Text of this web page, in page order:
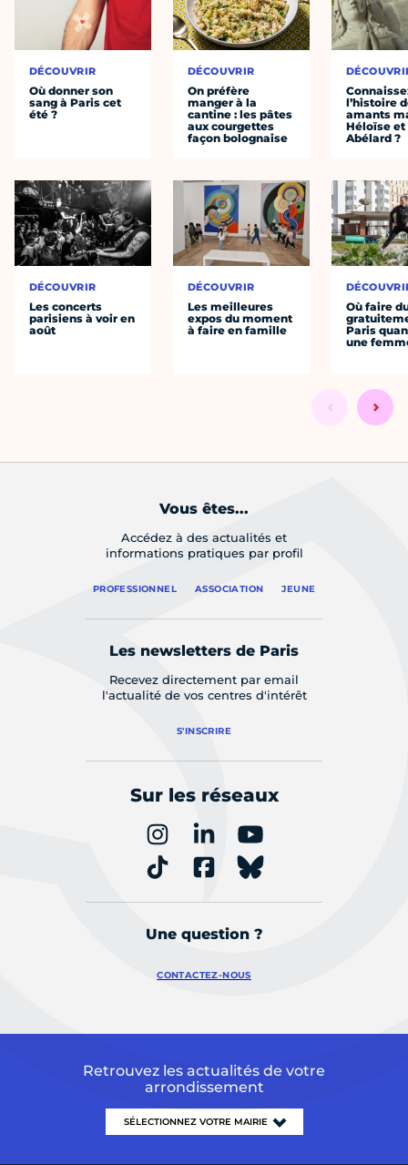
DÉCOUVRIR
Où donner son
sang à Paris cet
été ?
DÉCOUVRIR
Les concerts
parisiens à voir en
août
DÉCOUVRIR
On préfère
manger à la
cantine : les pâtes
aux courgettes
façon bolognaise
DÉCOUVRIR
Les meilleures
expos du moment
à faire en famille
l’histoire
amants
Héloïse et
Abélard ?
Où faire
Paris
une
Vous êtes...
Accédez à des actualités et
informations pratiques par profil
PROFESSIONNEL ASSOCIATION JEUNE
Les newsletters de Paris
Recevez directement par email
l'actualité de vos centres d'intérêt
S'INSCRIRE
Sur les réseaux
Une question ?
CONTACTEZ-NOUS
Retrouvez les actualités de votre
arrondissement